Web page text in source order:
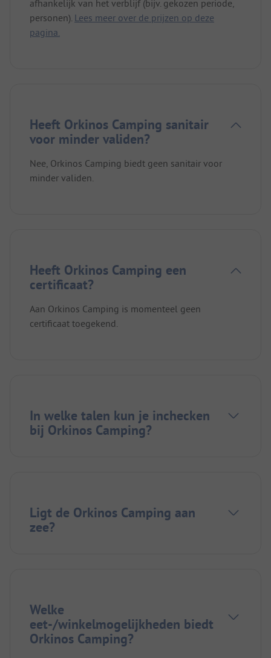
afhankelijk van het verblijf (bijv. gekozen periode,
personen). Lees meer over de prijzen op deze
pagina.
Heeft Orkinos Camping sanitair
voor minder validen?
Nee, Orkinos Camping biedt geen sanitair voor
minder validen.
Heeft Orkinos Camping een
certificaat?
Aan Orkinos Camping is momenteel geen
certificaat toegekend.
In welke talen kun je inchecken
bij Orkinos Camping?
Ligt de Orkinos Camping aan
zee?
Welke
eet-/winkelmogelijkheden biedt
Orkinos Camping?